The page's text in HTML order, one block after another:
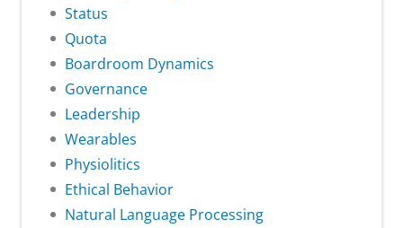
Status
Quota
Boardroom Dynamics
Governance
Leadership
Wearables
Physiolitics
Ethical Behavior
Natural Language Processing